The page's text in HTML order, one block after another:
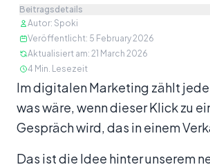
Beitragsdetails
Autor: Spoki
Veröffentlicht: 5 February 2026
Aktualisiert am: 21 March 2026
4 Min. Lesezeit
Inhalt
Im digitalen Marketing zählt
was wäre, wenn dieser Klick zu
Gespräch wird, das in einem
Das ist die Idee hinter unserem